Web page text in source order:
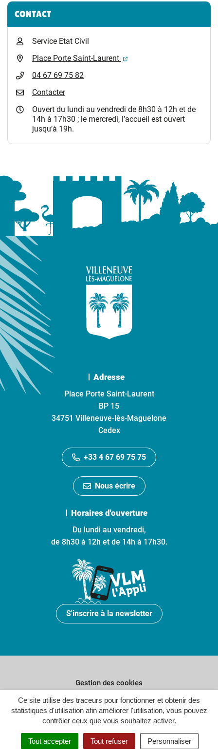
Ce site utilise des traceurs pour fonctionner et obtenir des
statistiques d'utilisation afin améliorer l'utilisation, vous pouvez
contrôler ceux que vous souhaitez activer.
Tout accepter Tout refuser Personnaliser
Informations complémentaires
CONTACT
Service Etat Civil
Place Porte Saint-Laurent
(ouverture dans un
04 67 69 75 82
Contacter
Ouvert du lundi au vendredi de 8h30 à 12h et de
14h à 17h30 ; le mercredi, l’accueil est ouvert
jusqu’à 19h.
Adresse
Place Porte Saint-Laurent
BP 15
34751 Villeneuve-lès-Maguelone
Cedex
+33 4 67 69 75 75
Nous écrire
Horaires d'ouverture
Du lundi au vendredi,
de 8h30 à 12h et de 14h à 17h30.
S'inscrire à la newsletter
Gestion des cookies
Plan du site
Politique de confidentialité
Crédits